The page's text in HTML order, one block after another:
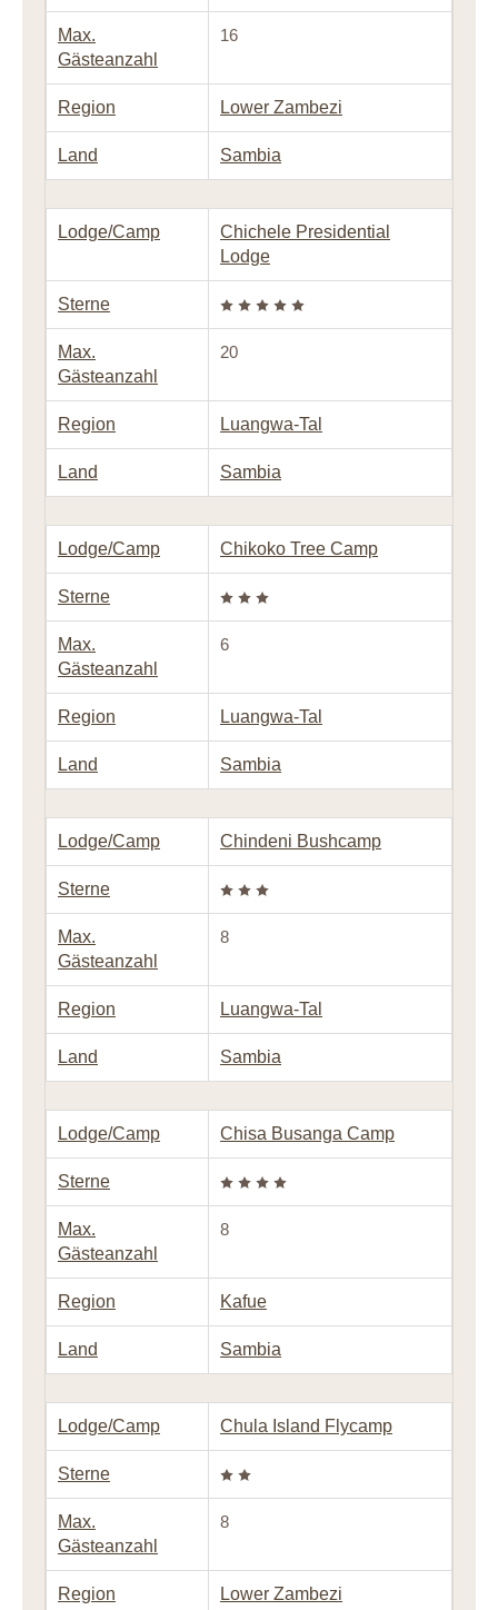
Max.
Gästeanzahl
16
Region Lower Zambezi
Land Sambia
Lodge/Camp
Chichele Presidential
Lodge
Sterne
Max.
Gästeanzahl
20
Region Luangwa-Tal
Land Sambia
Lodge/Camp Chikoko Tree Camp
Sterne
Max.
Gästeanzahl
6
Region Luangwa-Tal
Land Sambia
Lodge/Camp Chindeni Bushcamp
Sterne
Max.
Gästeanzahl
8
Region Luangwa-Tal
Land Sambia
Lodge/Camp Chisa Busanga Camp
Sterne
Max.
Gästeanzahl
8
Region Kafue
Land Sambia
Lodge/Camp Chula Island Flycamp
Sterne
Max.
Gästeanzahl
8
Region Lower Zambezi